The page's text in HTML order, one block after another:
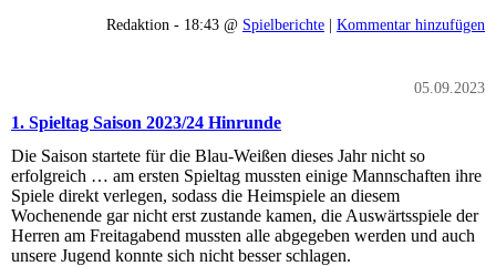
Redaktion - 18:43 @ Spielberichte | Kommentar hinzufügen
05.09.2023
1. Spieltag Saison 2023/24 Hinrunde
Die Saison startete für die Blau-Weißen dieses Jahr nicht so
erfolgreich … am ersten Spieltag mussten einige Mannschaften ihre
Spiele direkt verlegen, sodass die Heimspiele an diesem
Wochenende gar nicht erst zustande kamen, die Auswärtsspiele der
Herren am Freitagabend mussten alle abgegeben werden und auch
unsere Jugend konnte sich nicht besser schlagen.